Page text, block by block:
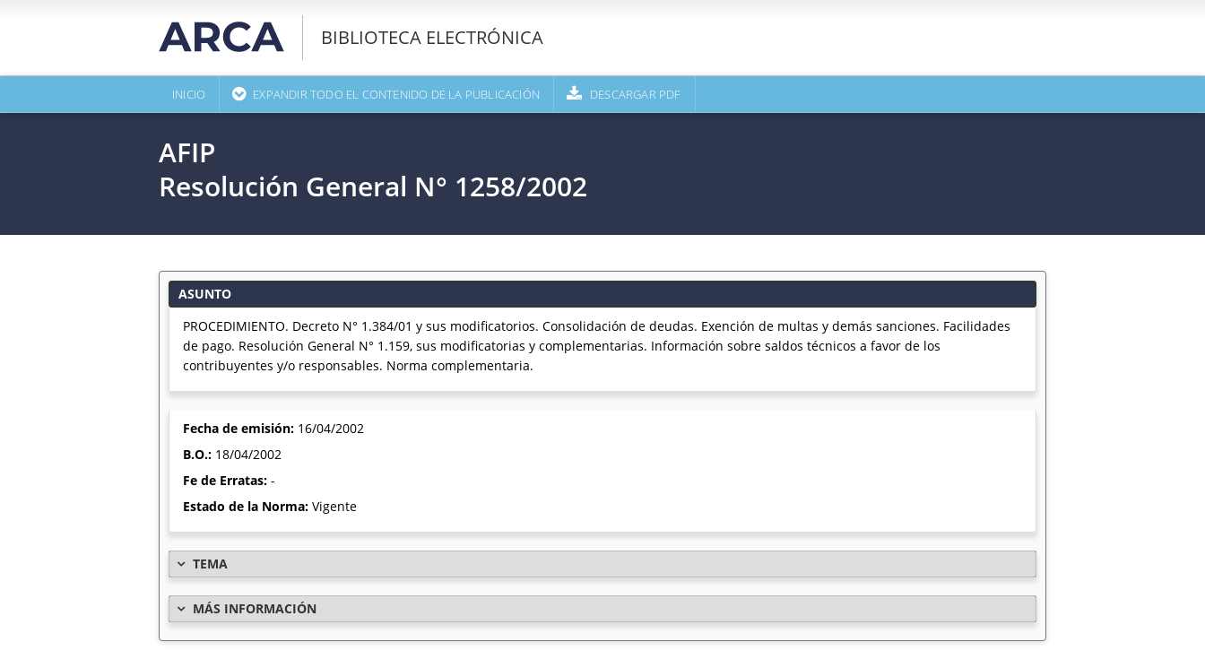
BIBLIOTECA ELECTRÓNICA
INICIO EXPANDIR TODO EL CONTENIDO DE LA PUBLICACIÓN DESCARGAR PDF
AFIP
Resolución General N° 1258/2002
ASUNTO
PROCEDIMIENTO. Decreto N° 1.384/01 y sus modificatorios. Consolidación de deudas. Exención de multas y demás sanciones. Facilidades
de pago. Resolución General N° 1.159, sus modificatorias y complementarias. Información sobre saldos técnicos a favor de los
contribuyentes y/o responsables. Norma complementaria.
Fecha de emisión: 16/04/2002
B.O.: 18/04/2002
Fe de Erratas: -
Estado de la Norma: Vigente
TEMA
MÁS INFORMACIÓN